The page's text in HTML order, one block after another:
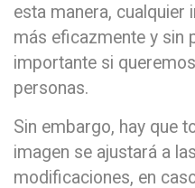
esta manera, cualquier
más eficazmente y sin
importante si
personas.
Sin embargo, hay que
imagen se ajustará a
modificaciones, en